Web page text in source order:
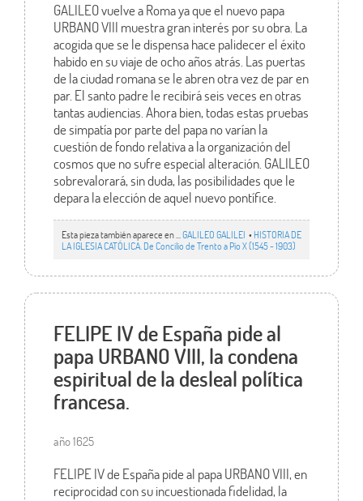
GALILEO vuelve a Roma ya que el nuevo papa
URBANO VIII muestra gran interés por su obra. La
acogida que se le dispensa hace palidecer el éxito
habido en su viaje de ocho años atrás. Las puertas
de la ciudad romana se le abren otra vez de par en
par. El santo padre le recibirá seis veces en otras
tantas audiencias. Ahora bien, todas estas pruebas
de simpatía por parte del papa no varían la
cuestión de fondo relativa a la organización del
cosmos que no sufre especial alteración. GALILEO
sobrevalorará, sin duda, las posibilidades que le
depara la elección de aquel nuevo pontífice.
Esta pieza también aparece en ... GALILEO GALILEI • HISTORIA DE
LA IGLESIA CATÓLICA. De Concilio de Trento a Pío X (1545 - 1903)
FELIPE IV de España pide al
papa URBANO VIII, la condena
espiritual de la desleal política
francesa.
año 1625
FELIPE IV de España pide al papa URBANO VIII, en
reciprocidad con su incuestionada fidelidad, la